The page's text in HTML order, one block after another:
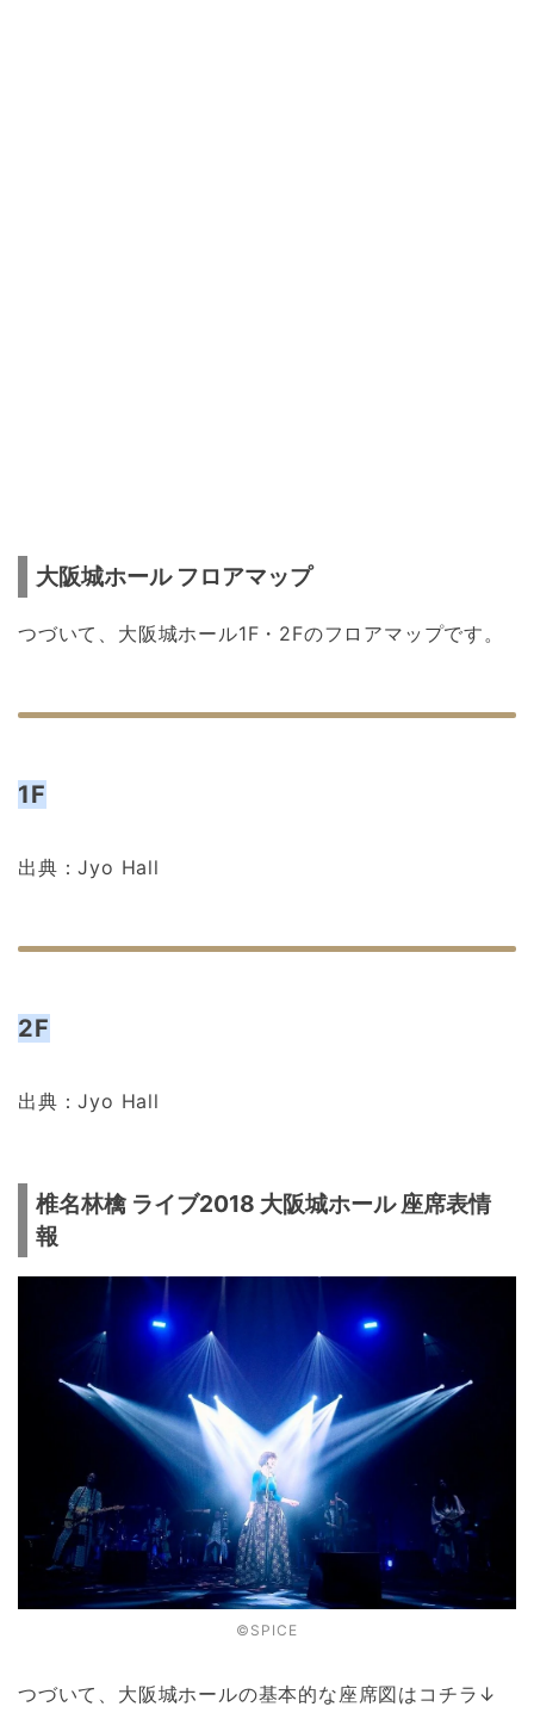
大阪城ホール フロアマップ
つづいて、大阪城ホール1F・2Fのフロアマップです。
1F
出典：Jyo Hall
2F
出典：Jyo Hall
椎名林檎 ライブ2018 大阪城ホール 座席表情
報
©SPICE
つづいて、大阪城ホールの基本的な座席図はコチラ↓